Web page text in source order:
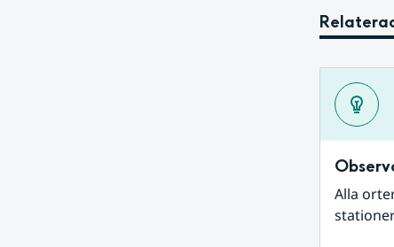
Alla